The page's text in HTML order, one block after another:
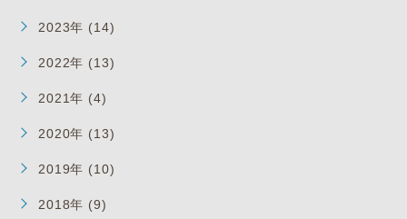
2023年 (14)
2022年 (13)
2021年 (4)
2020年 (13)
2019年 (10)
2018年 (9)